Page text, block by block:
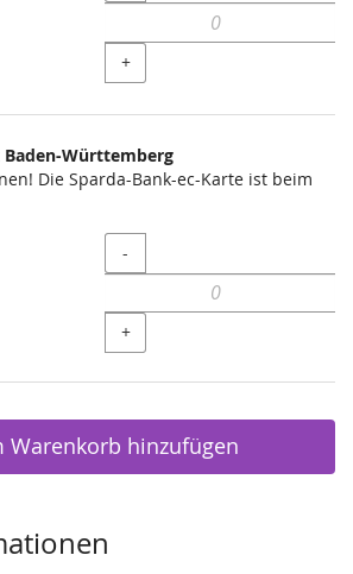
+
Baden-Württemberg
Die Sparda-Bank-ec-Karte ist beim
Menge
-
+
Warenkorb hinzufügen